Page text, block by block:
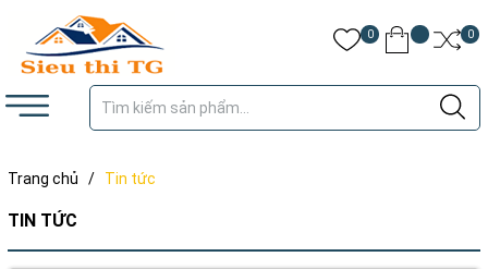
0 0
Trang chủ / Tin tức
TIN TỨC